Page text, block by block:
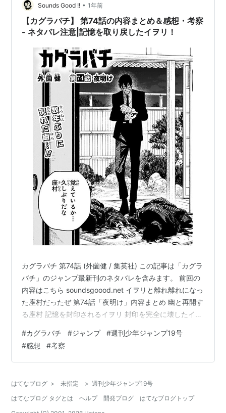
が行われるとそ…
Sounds Good !! • 1年前
【カグラバチ】 第74話の内容まとめ＆感想・考察
- ネタバレ注意|記憶を取り戻したイヲリ！
カグラバチ 第74話 (外薗健 / 集英社) この記事は「カグラ
バチ」のジャンプ最新刊のネタバレを含みます。 前回の
内容はこちら soundsgoood.net イヲリと離れ離れになっ
た座村だったぜ 第74話「夜明け」内容まとめ 幽と再開す
る座村 記憶を封印されるイヲリ 封印を完全に壊したイヲ
ラスボスの風格を纏う座村 チヒロVS昼彦VS座村！！ 第
74話「夜明け」内容まとめ 幽と再開する座村 六平の訃報
を受ける座村。 そんな座村のもとに幽が現れる。 幽は六
殺し、厄災を止める為に座村と交渉に…
#カグラバチ #ジャンプ #週刊少年ジャンプ19号
#感想 #考察
はてなブログ > 未指定 > 週刊少年ジャンプ19号
はてなブログ タグとは
ヘルプ 開発ブログ
はてなブログトップ